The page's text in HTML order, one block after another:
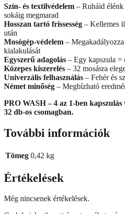
Szín- és textilvédelem – Ruháid élénk
sokáig megmarad
Hosszan tartó frissesség – Kellemes
után
Mosógép-védelem –
kialakulását
Egyszerű adagolás – Egy kapszula =
Közepes kiszerelés – 32 mosásra
Univerzális felhasználás – Fehér és
Német minőség – Megbízható
PRO WASH – 4 az 1-ben kapszulás
32 db-os csomagban.
További információk
Tömeg 0,42 kg
Értékelések
Még nincsenek értékelések.